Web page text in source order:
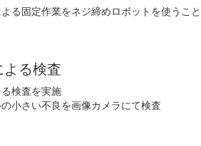
る固定作業をネジ締めロボットを使うこ
る検査
検査を実施
小さい不良を画像カメラにて検査